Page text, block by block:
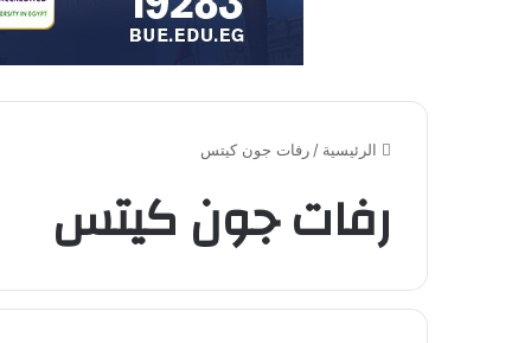
الرئيسية / رفات جون كيتس
رفات جون كيتس